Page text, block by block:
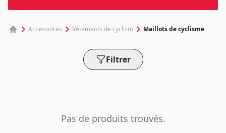
Accessoires Vêtements de cyclism Maillots de cyclisme
Filtrer
Pas de produits trouvés.